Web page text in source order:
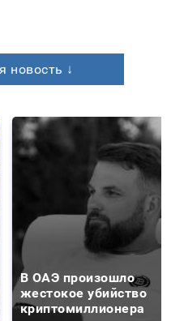
новость ↓
В ОАЭ произошло
жестокое убийство
криптомиллионера